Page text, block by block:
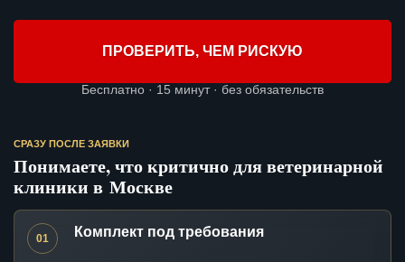
ПРОВЕРИТЬ, ЧЕМ РИСКУЮ
Бесплатно · 15 минут · без обязательств
СРАЗУ ПОСЛЕ ЗАЯВКИ
Понимаете, что критично для ветеринарной
клиники в Москве
01 Комплект под требования